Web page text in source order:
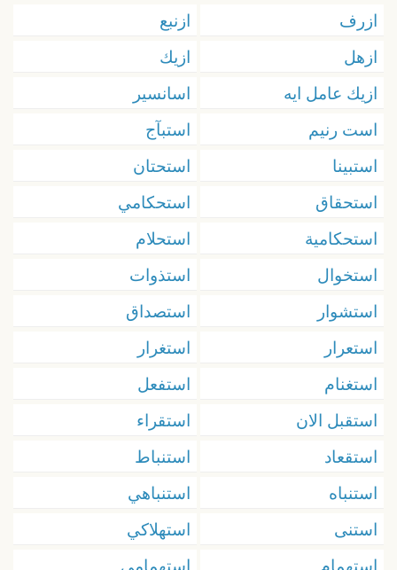
ازرف
ازنبع
ازهل
ازيك
ازيك عامل ايه
اسانسير
است رنيم
استبآج
استبينا
استحتان
استحقاق
استحكامي
استحكامية
استحلام
استخوال
استذوات
استشوار
استصداق
استعرار
استغرار
استغنام
استفعل
استقبل الان
استقراء
استقعاد
استنباط
استنباه
استنباهي
استنى
استهلاكي
استهمام
استهمامي